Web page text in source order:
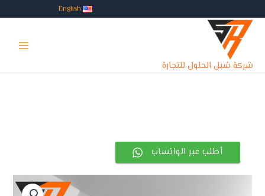
إلى
المحتوى
English
شركة سُبل الحلول للتجارة
Menu
أطلب عبر الواتساب